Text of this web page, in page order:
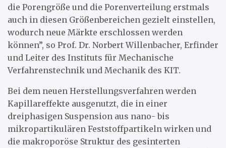
die Porengröße und die Porenverteilung erstmals
auch in diesen Größenbereichen gezielt einstellen,
wodurch neue Märkte erschlossen werden
können”, so Prof. Dr. Norbert Willenbacher, Erfinder
und Leiter des Instituts für Mechanische
Verfahrenstechnik und Mechanik des KIT.
Bei dem neuen Herstellungsverfahren werden
Kapillareffekte ausgenutzt, die in einer
dreiphasigen Suspension aus nano- bis
mikropartikulären Feststoffpartikeln wirken und
die makroporöse Struktur des gesinterten